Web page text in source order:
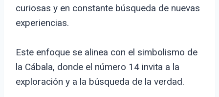
curiosas y en constante búsqueda de nuevas
experiencias.
Este enfoque se alinea con el simbolismo de
la Cábala, donde el número 14 invita a la
exploración y a la búsqueda de la verdad.